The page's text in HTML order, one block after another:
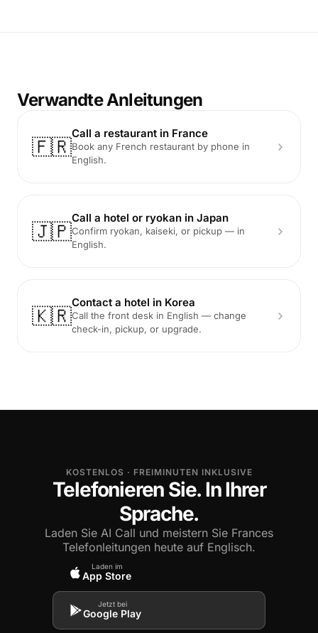
Verwandte Anleitungen
🇫🇷
Call a restaurant in France
Book any French restaurant by phone in
English.
🇯🇵
Call a hotel or ryokan in Japan
Confirm ryokan, kaiseki, or pickup — in
English.
🇰🇷
Contact a hotel in Korea
Call the front desk in English — change
check-in, pickup, or upgrade.
KOSTENLOS · FREIMINUTEN INKLUSIVE
Telefonieren Sie. In Ihrer
Sprache.
Laden Sie AI Call und meistern Sie Frances
Telefonleitungen heute auf Englisch.
Laden im
App Store
Jetzt bei
Google Play